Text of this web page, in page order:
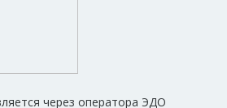
через оператора ЭДО